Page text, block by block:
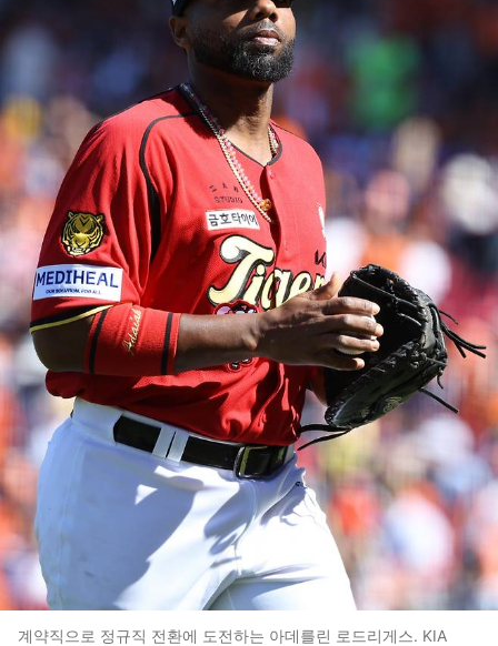
계약직으로 정규직 전환에 도전하는 아데를린 로드리게스. KIA